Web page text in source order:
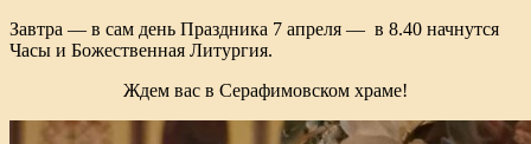
Завтра — в сам день Праздника 7 апреля — в 8.40 начнутся
Часы и Божественная Литургия.
Ждем вас в Серафимовском храме!